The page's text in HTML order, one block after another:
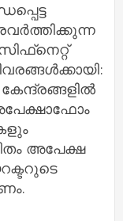
അപേക്ഷ